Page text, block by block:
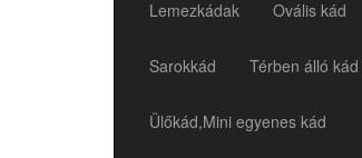
Lemezkádak Ovális kád
Sarokkád Térben álló kád
Ülőkád,Mini egyenes kád